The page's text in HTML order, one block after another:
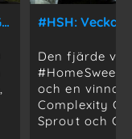
Ranking: De 10 bästa lagen i CS:GO just nu
Den fjärde
och en
Complexity
Sprout och